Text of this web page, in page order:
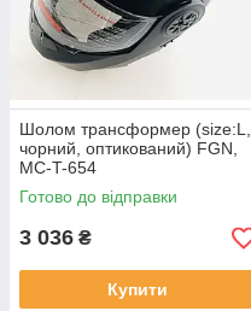
Шолом трансформер (size:L,
чорний, оптикований) FGN,
MC-T-654
Готово до відправки
3 036 ₴
Купити